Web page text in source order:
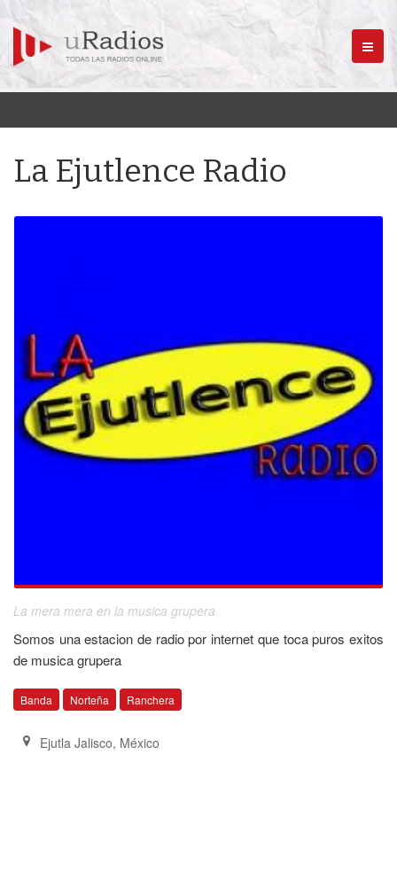
Menú
La Ejutlence Radio
La mera mera en la musica grupera
Somos una estacion de radio por internet que toca puros exitos
de musica grupera
Banda Norteña Ranchera
Ejutla Jalisco, México